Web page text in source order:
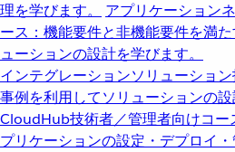
理を学びます。
アプリケーション
ース：機能要件と非機能要件を満
ューションの設計を学びます。
インテグレーションソリューション
事例を利用してソリューションの設
CloudHub技術者／管理者向けコ
プリケーションの設定・デプロイ